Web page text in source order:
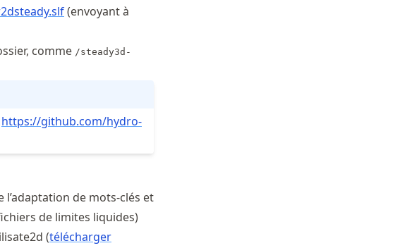
(envoyant à
comme /steady3d-
https://github.com/hydro-
de mots-clés et
de limites liquides)
(télécharger